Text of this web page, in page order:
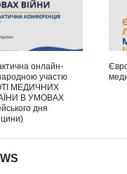
онлайн-
участю
МЕДИЧНИХ
В УМОВАХ
дня